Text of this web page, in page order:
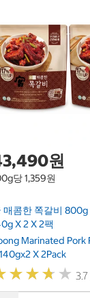
원
당 1,359원
매콤한 쪽갈비 800g
X 2 X 2팩
Marinated Pork
X 2Pack
★★★ ★
★★★ ★